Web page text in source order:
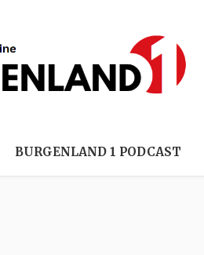
BURGENLAND 1 PODCAST